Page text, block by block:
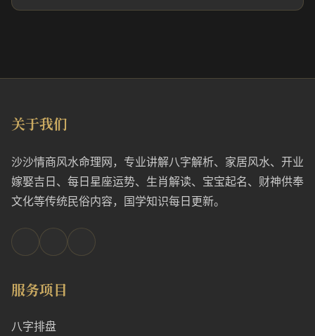
关于我们
沙沙情商风水命理网，专业讲解八字解析、家居风水、开业
嫁娶吉日、每日星座运势、生肖解读、宝宝起名、财神供奉
文化等传统民俗内容，国学知识每日更新。
服务项目
八字排盘